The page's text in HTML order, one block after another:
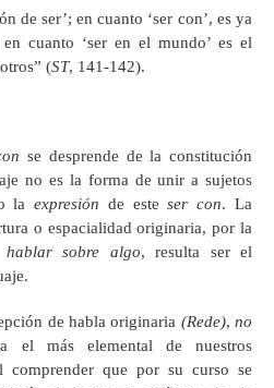
de ser’; en cuanto ‘ser con’, es ya
cuanto ‘ser en el mundo’ es el
(ST, 141-142).
se desprende de la constitución
no es la forma de unir a sujetos
laexpresión de esteser con. La
o espacialidad originaria, por la
hablar sobre algo, resulta ser el
de habla originaria (Rede),no
el más elemental de nuestros
comprender que por su curso se